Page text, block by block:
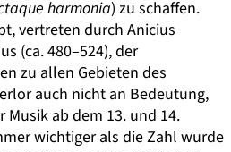
harmonia) zu schaffen.
vertreten durch Anicius
(ca. 480–524), der
zu allen Gebieten des
auch nicht an Bedeutung,
ab dem 13. und 14.
wichtiger als die Zahl wurde